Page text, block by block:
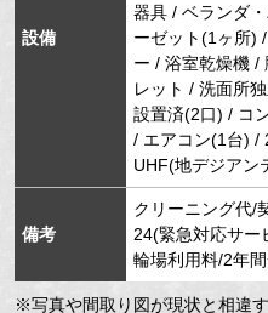
設備
器具 / ベランダ
ーゼット(1ヶ所)
ー / 浴室乾燥機 /
レット / 洗面所
設置済(2口) / コ
/ エアコン(1台) /
UHF(地デジアン
備考
クリーニング代/
24(緊急対応サー
輪場利用料/2年
※写真や間取り図が現状と相違